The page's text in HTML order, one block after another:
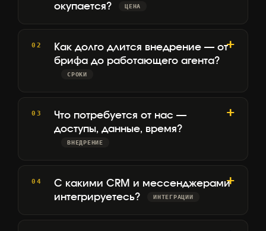
окупается?
ЦЕНА
Как долго длится внедрение — от
брифа до работающего агента?
СРОКИ
Что потребуется от нас —
доступы, данные, время?
ВНЕДРЕНИЕ
С какими CRM и мессенджерами
интегрируетесь?
ИНТЕГРАЦИИ